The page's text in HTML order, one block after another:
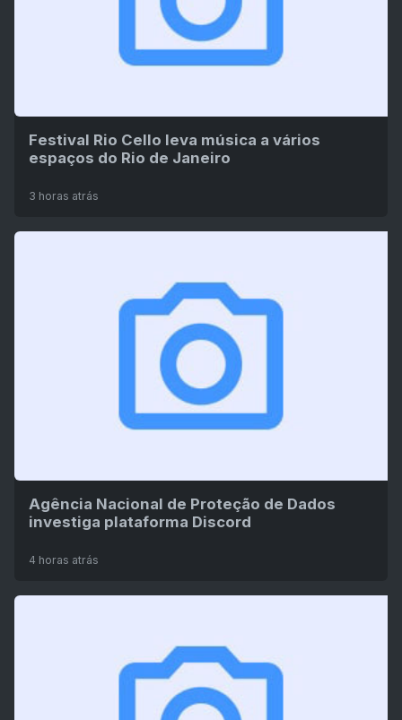
Festival Rio Cello leva música a vários
espaços do Rio de Janeiro
3 horas atrás
Agência Nacional de Proteção de Dados
investiga plataforma Discord
4 horas atrás